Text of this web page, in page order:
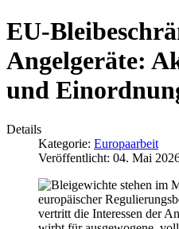
EU-
Angelgeräte:
und
Details
Kategorie: Europaarbeit
Veröffentlicht: 04. Mai